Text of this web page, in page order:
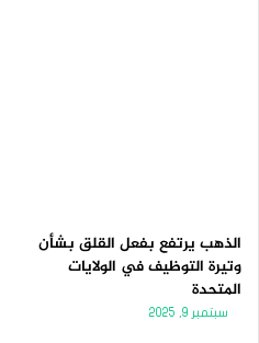
الذهب يرتفع بفعل القلق بشأن
وتيرة التوظيف في الولايات
المتحدة
سبتمبر 9, 2025